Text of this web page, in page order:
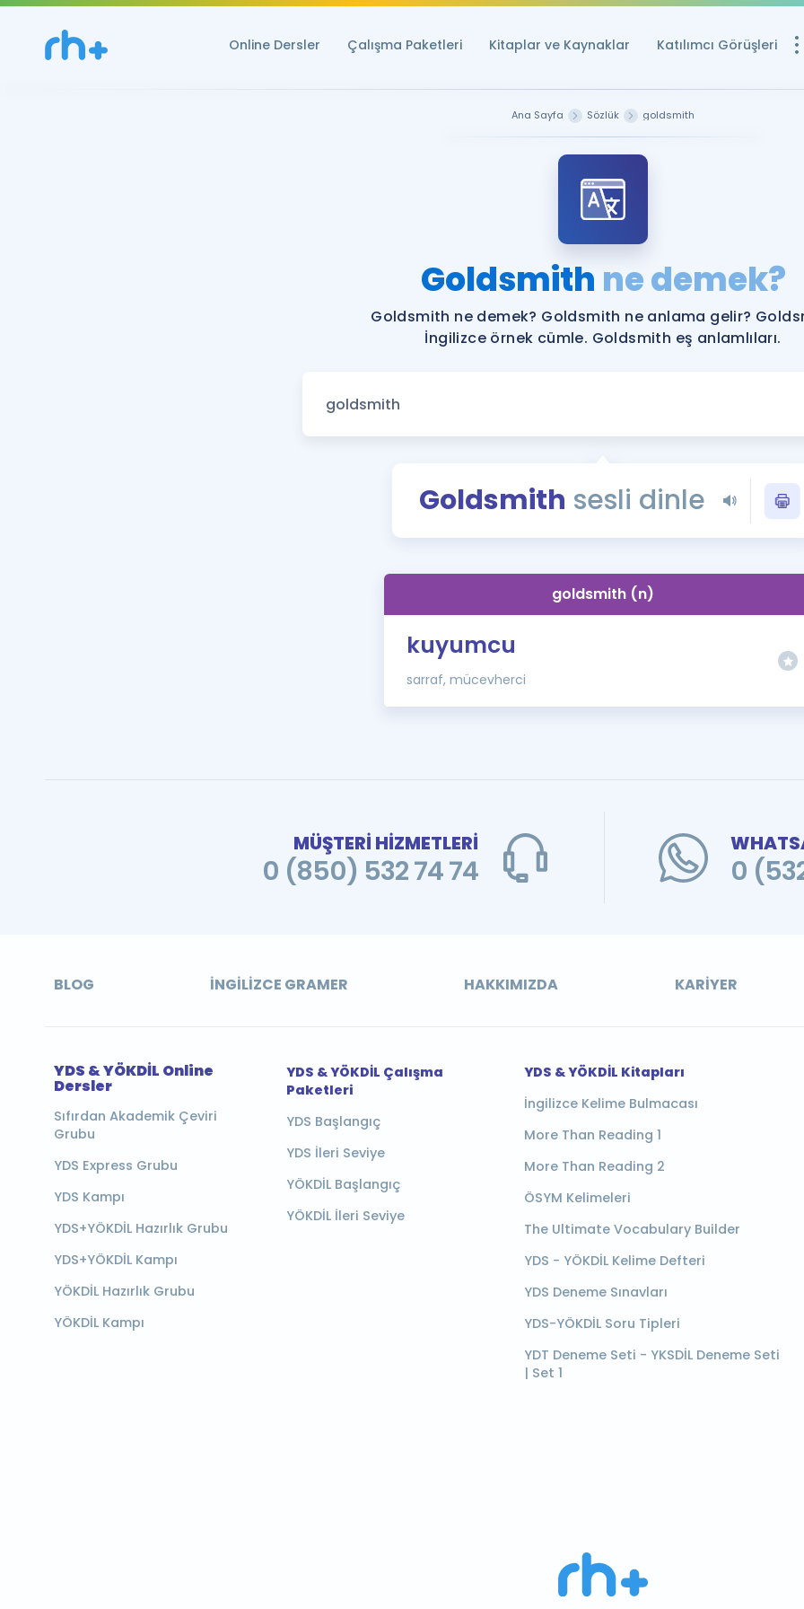
Online Dersler Çalışma Paketleri Kitaplar ve Kaynaklar Katılımcı Görüşleri
YDS ve YÖKDİL
YDS ve YÖKDİL'e
Tüm ÖSYM
YDS - YÖKDİL
İngilizce
Ana Sayfa Sözlük goldsmith
Goldsmith ne demek?
Goldsmith ne demek? Goldsmith ne anlama gelir?
İngilizce örnek cümle. Goldsmith eş anlamlıları.
Goldsmith sesli dinle
goldsmith (n)
kuyumcu
sarraf, mücevherci
MÜŞTERİ HİZMETLERİ
0 (850) 532 74 74 0
BLOG İNGILIZCE GRAMER HAKKIMIZDA KARIYER
YDS & YÖKDİL Online
Dersler
Sıfırdan Akademik Çeviri
Grubu
YDS Express Grubu
YDS Kampı
YDS+YÖKDİL Hazırlık Grubu
YDS+YÖKDİL Kampı
YÖKDİL Hazırlık Grubu
YÖKDİL Kampı
YDS & YÖKDİL Çalışma
Paketleri
YDS Başlangıç
YDS İleri Seviye
YÖKDİL Başlangıç
YÖKDİL İleri Seviye
YDS & YÖKDİL Kitapları
İngilizce Kelime Bulmacası
More Than Reading 1
More Than Reading 2
ÖSYM Kelimeleri
The Ultimate Vocabulary Builder
YDS - YÖKDİL Kelime Defteri
YDS Deneme Sınavları
YDS-YÖKDİL Soru Tipleri
YDT Deneme Seti - YKSDİL Deneme Seti
| Set 1